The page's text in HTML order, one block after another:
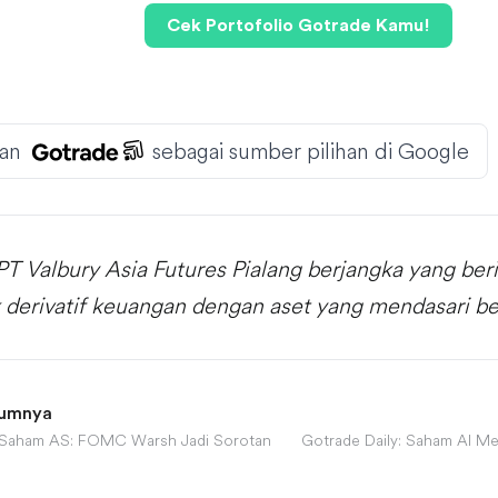
Cek Portofolio Gotrade Kamu!
sebagai sumber pilihan di Google
Valbury Asia Futures Pialang berjangka yang
keuangan dengan aset yang mendasari
AS: FOMC Warsh Jadi Sorotan Gotrade Daily: Saham AI